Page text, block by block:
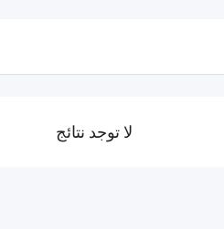
لا توجد نتائج